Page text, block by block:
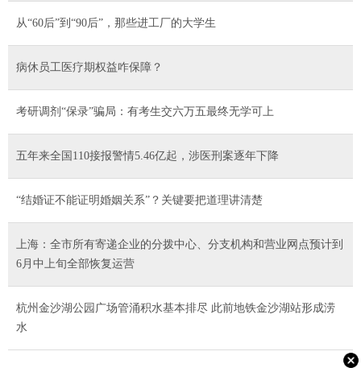
从“60后”到“90后”，那些进工厂的大学生
病休员工医疗期权益咋保障？
考研调剂“保录”骗局：有考生交六万五最终无学可上
五年来全国110接报警情5.46亿起，涉医刑案逐年下降
“结婚证不能证明婚姻关系”？关键要把道理讲清楚
上海：全市所有寄递企业的分拨中心、分支机构和营业网点预计到
6月中上旬全部恢复运营
杭州金沙湖公园广场管涌积水基本排尽 此前地铁金沙湖站形成涝
水